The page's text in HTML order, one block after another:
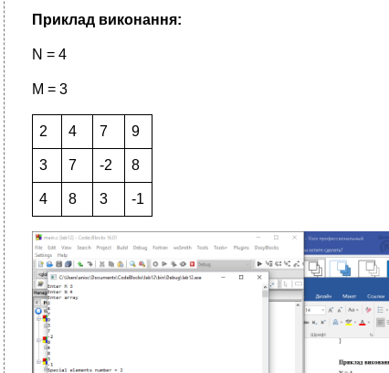
Приклад виконання:
N = 4
M = 3
2 4 7 9
3 7 -2 8
4 8 3 -1